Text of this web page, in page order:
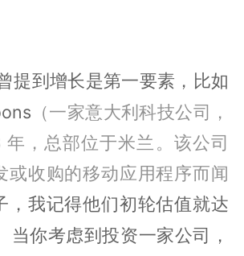
提到增长是第一要素，比如
（一家意大利科技公司，
年，总部位于米兰。该公司
或收购的移动应用程序而闻
，我记得他们初轮估值就达
当你考虑到投资一家公司，